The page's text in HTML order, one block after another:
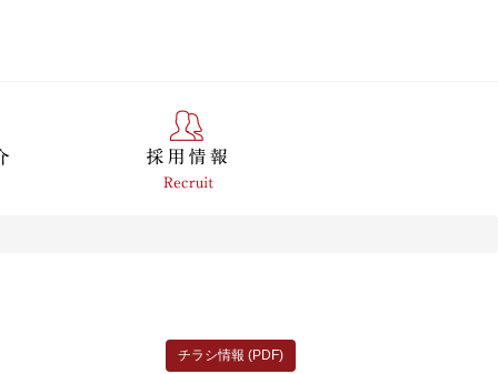
チラシ情報 (PDF)